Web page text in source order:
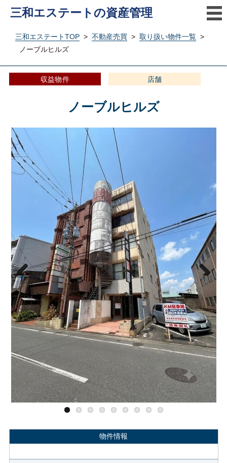
三和エステートの資産管理
三和エステートTOP > 不動産売買 > 取り扱い物件一覧 >
ノーブルヒルズ
収益物件 店舗
ノーブルヒルズ
Previous Next
物件情報